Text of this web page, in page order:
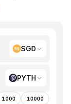
SGD
PYTH
1000 10000